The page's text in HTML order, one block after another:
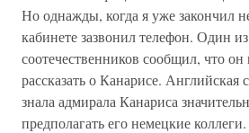
Но однажды, когда я уже закончил
кабинете зазвонил телефон. Один
соотечественников сообщил, что
рассказать о Канарисе. Английская
знала адмирала Канариса
предполагать его немецкие